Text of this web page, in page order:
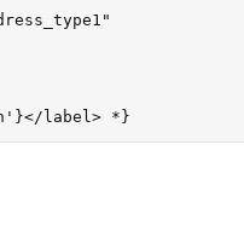
label> *}